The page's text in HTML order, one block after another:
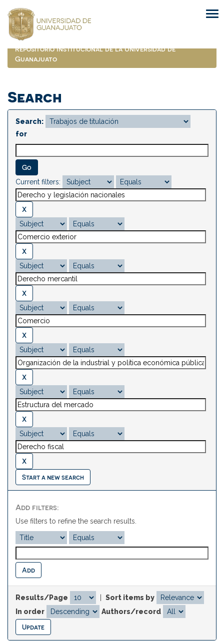
navigation
Repositorio Institucional de la Universidad de
Guanajuato
Search
Search:
for
Current filters:
Start a new search
Add filters:
Use filters to refine the search results.
Results/Page
Sort items by
In order
Authors/record